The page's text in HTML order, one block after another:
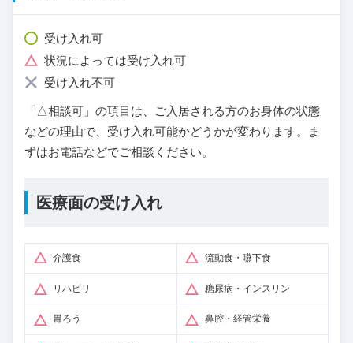
受け入れ可
状況によっては受け入れ可
受け入れ不可
「△相談可」の項目は、ご入居される方のお身体の状態
などの理由で、受け入れ可能かどうかが変わります。ま
ずはお電話などでご相談ください。
医療面の受け入れ
介護食 流動食・嚥下食
リハビリ 糖尿病・インスリン
胃ろう 鼻腔・経管栄養